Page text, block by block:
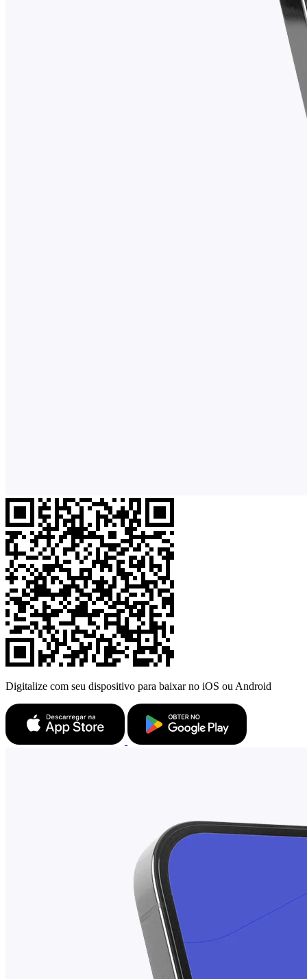
Digitalize com seu dispositivo para baixar no iOS ou Android